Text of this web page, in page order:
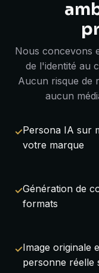
Nous concevons
de l'identité au
Aucun risque de
aucun
Persona IA sur
votre marque
Génération de
formats
Image originale
personne réelle